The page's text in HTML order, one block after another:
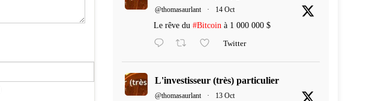
@thomasaurlant · 14 Oct
Le rêve du #Bitcoin à 1 000 000 $
Twitter
L'investisseur (très) particulier
@thomasaurlant · 13 Oct